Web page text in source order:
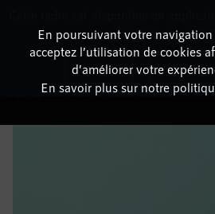
DÉTAILS DE
En poursuivant votre
acceptez l’utilisation de cookies
d’améliorer votre
En savoir plus sur notre
dessous pour
Non merci